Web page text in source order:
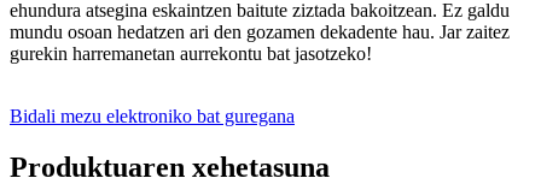
ehundura atsegina eskaintzen baitute ziztada bakoitzean. Ez galdu
mundu osoan hedatzen ari den gozamen dekadente hau. Jar zaitez
gurekin harremanetan aurrekontu bat jasotzeko!
Bidali mezu elektroniko bat guregana
Produktuaren xehetasuna